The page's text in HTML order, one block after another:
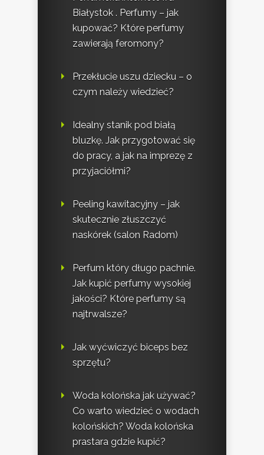
Białystok . Perfumy – jak
kupować? Które perfumy
zawierają feromony?
Przekłucie uszu dziecku – o
czym należy wiedzieć?
Idealny stanik pod białą
bluzkę. Jak przygotować się
do pracy, a jak na imprezę z
przyjaciółmi?
Peeling kawitacyjny – jak
skutecznie złuszczyć
naskórek (salon Radom)
Perfum który długo pachnie.
Jak kupić perfumy wysokiej
jakości? Które perfumy są
najtrwalsze?
Jak wyćwiczyć biceps bez
sprzętu?
Woda kolońska jak używać?
Co warto wiedzieć o wodach
kolońskich? Woda kolońska
prastara gdzie kupić?